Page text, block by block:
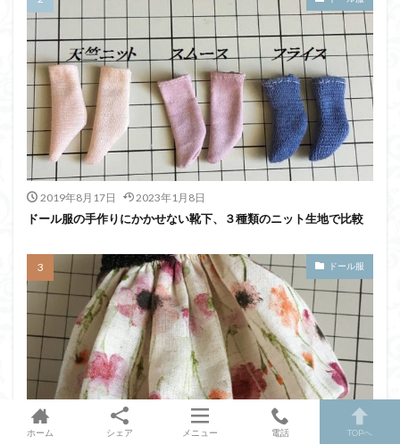
2019年8月17日 2023年1月8日
ドール服の手作りにかかせない靴下、３種類のニット生地で比較
ドール服
ホーム シェア メニュー 電話 TOPへ